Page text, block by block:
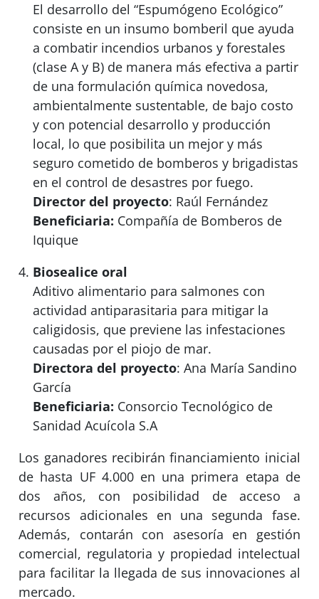
El desarrollo del “Espumógeno Ecológico”
consiste en un insumo bomberil que ayuda
a combatir incendios urbanos y forestales
(clase A y B) de manera más efectiva a partir
de una formulación química novedosa,
ambientalmente sustentable, de bajo costo
y con potencial desarrollo y producción
local, lo que posibilita un mejor y más
seguro cometido de bomberos y brigadistas
en el control de desastres por fuego.
⁠Director del proyecto: Raúl Fernández
Beneficiaria: Compañía de Bomberos de
Iquique
Biosealice oral
Aditivo alimentario para salmones con
actividad antiparasitaria para mitigar la
caligidosis, que previene las infestaciones
causadas por el piojo de mar.
Directora del proyecto: Ana María Sandino
García
Beneficiaria: Consorcio Tecnológico de
Sanidad Acuícola S.A
Los ganadores recibirán financiamiento inicial
de hasta UF 4.000 en una primera etapa de
dos años, con posibilidad de acceso a
recursos adicionales en una segunda fase.
Además, contarán con asesoría en gestión
comercial, regulatoria y propiedad intelectual
para facilitar la llegada de sus innovaciones al
mercado.